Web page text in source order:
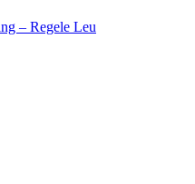
– Regele Leu